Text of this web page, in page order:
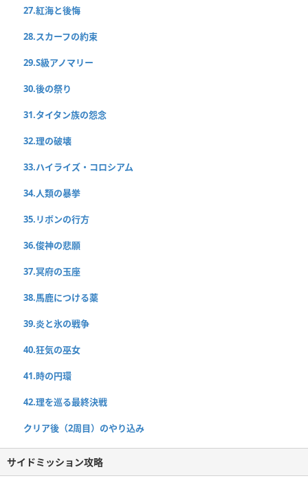
27.紅海と後悔
28.スカーフの約束
29.S級アノマリー
30.後の祭り
31.タイタン族の怨念
32.理の破壊
33.ハイライズ・コロシアム
34.人類の暴挙
35.リボンの行方
36.俊神の悲願
37.冥府の玉座
38.馬鹿につける薬
39.炎と氷の戦争
40.狂気の巫女
41.時の円環
42.理を巡る最終決戦
クリア後（2周目）のやり込み
サイドミッション攻略